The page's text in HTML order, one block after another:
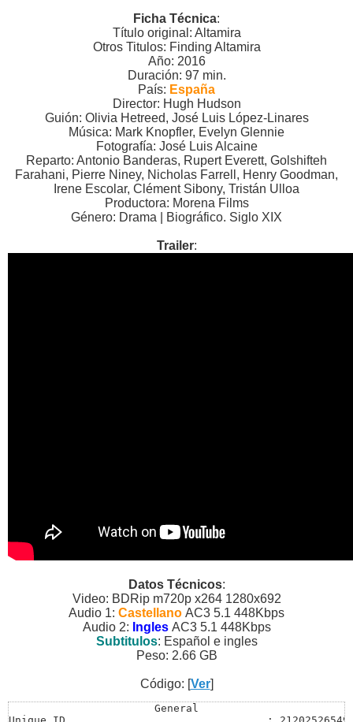
Ficha Técnica:
Título original: Altamira
Otros Titulos: Finding Altamira
Año: 2016
Duración: 97 min.
País: España
Director: Hugh Hudson
Guión: Olivia Hetreed, José Luis López-Linares
Música: Mark Knopfler, Evelyn Glennie
Fotografía: José Luis Alcaine
Reparto: Antonio Banderas, Rupert Everett, Golshifteh
Farahani, Pierre Niney, Nicholas Farrell, Henry Goodman,
Irene Escolar, Clément Sibony, Tristán Ulloa
Productora: Morena Films
Género: Drama | Biográfico. Siglo XIX
Trailer:
Datos Técnicos:
Video: BDRip m720p x264 1280x692
Audio 1: Castellano AC3 5.1 448Kbps
Audio 2: Ingles AC3 5.1 448Kbps
Subtitulos: Español e ingles
Peso: 2.66 GB
Código: [Ver]
General